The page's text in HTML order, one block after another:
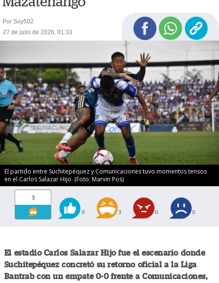
Por Soy502
27 de julio de 2026, 01:33
El partido entre Suchitepéquez y Comunicaciones tuvo momentos tensos
en el Carlos Salazar Hijo. (Foto: Marvin Pos)
3
0 3 0 0
El estadio Carlos Salazar Hijo fue el escenario donde
Suchitepéquez concretó su retorno oficial a la Liga
Bantrab con un empate 0-0 frente a Comunicaciones,